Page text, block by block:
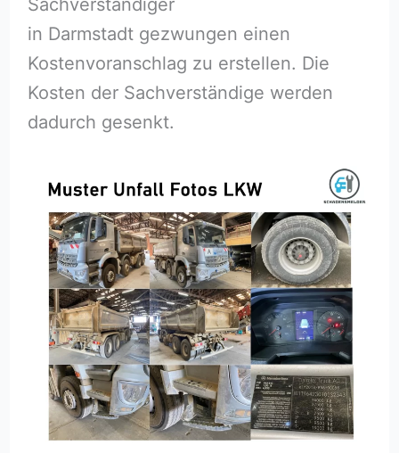
in Darmstadt gezwungen einen
Kostenvoranschlag zu erstellen. Die
Kosten der Sachverständige werden
dadurch gesenkt.